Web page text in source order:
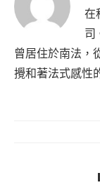
在
司
曾居住於南法，
攪和著法式感性